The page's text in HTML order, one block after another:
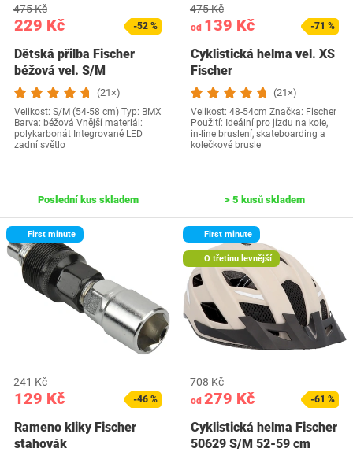
229 Kč
475 Kč
-52 %
Dětská přilba Fischer
béžová vel. S/M
(21×)
Velikost: S/M (54-58 cm) Typ: BMX
Barva: béžová Vnější materiál:
polykarbonát Integrované LED
zadní světlo
Poslední kus skladem
od 139 Kč
475 Kč
-71 %
Cyklistická helma vel. XS
Fischer
(21×)
Velikost: 48-54cm Značka: Fischer
Použití: Ideální pro jízdu na kole,
in-line bruslení, skateboarding a
kolečkové brusle
> 5 kusů skladem
First minute
129 Kč
241 Kč
-46 %
Rameno kliky Fischer
stahovák
First minute
O třetinu levnější
od 279 Kč
708 Kč
-61 %
Cyklistická helma Fischer
50629 S/M 52-59 cm